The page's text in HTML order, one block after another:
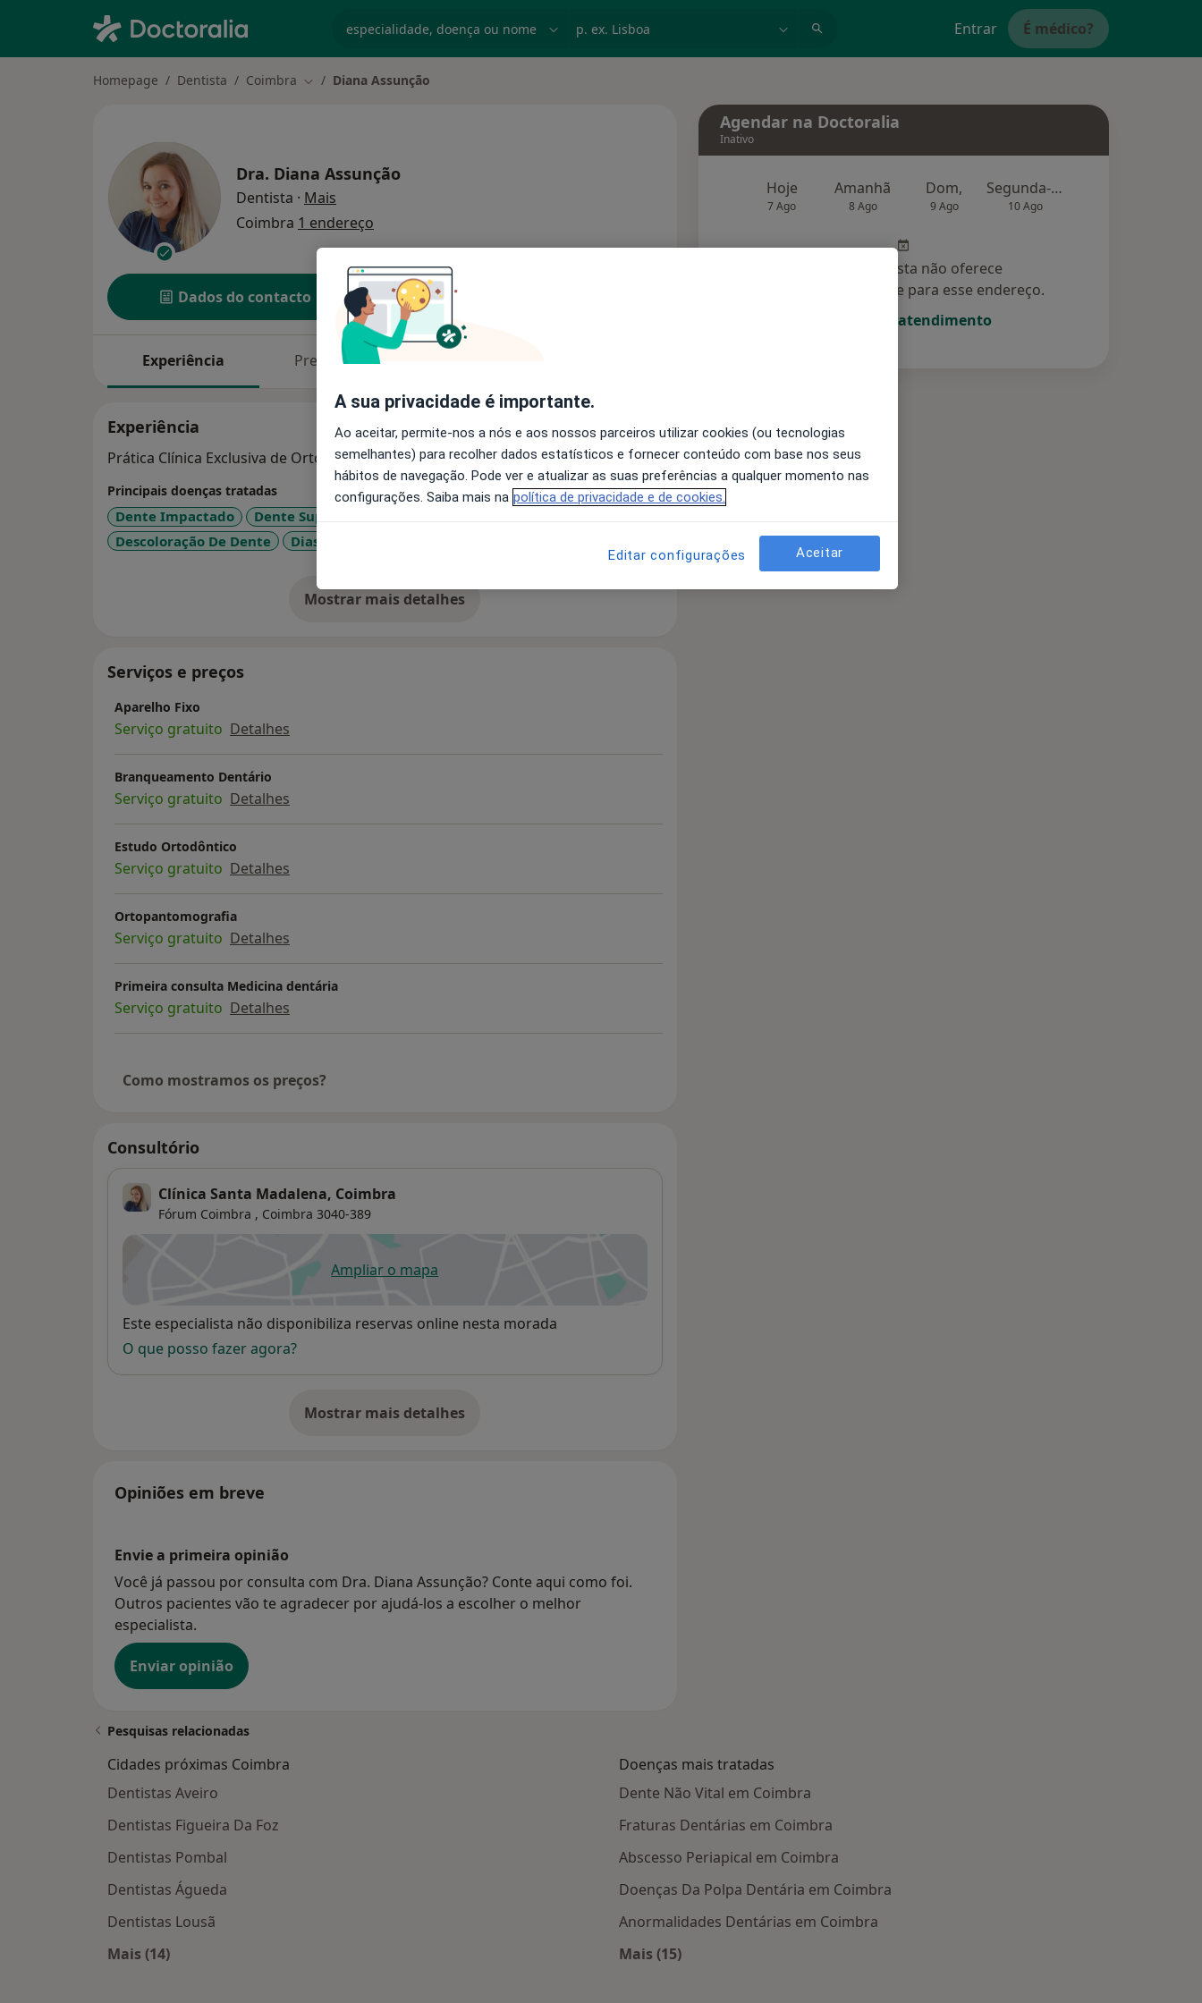
Entrar É médico?
Homepage Dentista Coimbra Mudar de cidade
Diana Assunção
Dra. Diana Assunção
Dentista · Mais
Coimbra 1 endereço
Dados do contacto Solicite um atendimento
Experiência Preços
Experiência
Prática Clínica Exclusiva de Ortodontia e Ortopedia Funcional dos Maxilares
Principais doenças tratadas
Dente Impactado Dente Supranumerário
Descoloração De Dente
Diastema
Mostrar mais detalhes
sobre a experiência
Serviços e preços
Aparelho Fixo
Serviço gratuito Detalhes
Branqueamento Dentário
Serviço gratuito Detalhes
Estudo Ortodôntico
Serviço gratuito Detalhes
Ortopantomografia
Serviço gratuito Detalhes
Primeira consulta Medicina dentária
Serviço gratuito Detalhes
Como mostramos os preços?
Consultório
Clínica Santa Madalena, Coimbra
Fórum Coimbra , Coimbra 3040-389
Ampliar o mapaabre num novo separador
Disponibilidade
Este especialista não disponibiliza reservas online nesta morada
O que posso fazer agora?
Mostrar mais detalhes
sobre o endereço
Opiniões em breve
Envie a primeira opinião
Você já passou por consulta com Dra. Diana Assunção? Conte aqui como foi.
Outros pacientes vão te agradecer por ajudá-los a escolher o melhor
especialista.
Enviar opinião
Agendar na Doctoralia
Inativo
Hoje
7 Ago
Amanhã
8 Ago
Dom,
9 Ago
Segunda-feira
10 Ago
Esse especialista não oferece
agendamento online para esse endereço.
Solicite um atendimento
Pesquisas relacionadas
Cidades próximas Coimbra
Dentistas Aveiro
Dentistas Figueira Da Foz
Dentistas Pombal
Dentistas Águeda
Dentistas Lousã
Mais (14)
Doenças mais tratadas
Dente Não Vital em Coimbra
Fraturas Dentárias em Coimbra
Abscesso Periapical em Coimbra
Doenças Da Polpa Dentária em Coimbra
Anormalidades Dentárias em Coimbra
Mais (15)
A sua privacidade é importante.
Ao aceitar, permite-nos a nós e aos nossos parceiros utilizar cookies (ou tecnologias
semelhantes) para recolher dados estatísticos e fornecer conteúdo com base nos seus
hábitos de navegação. Pode ver e atualizar as suas preferências a qualquer momento nas
configurações. Saiba mais na política de privacidade e de cookies.
Editar configurações Aceitar